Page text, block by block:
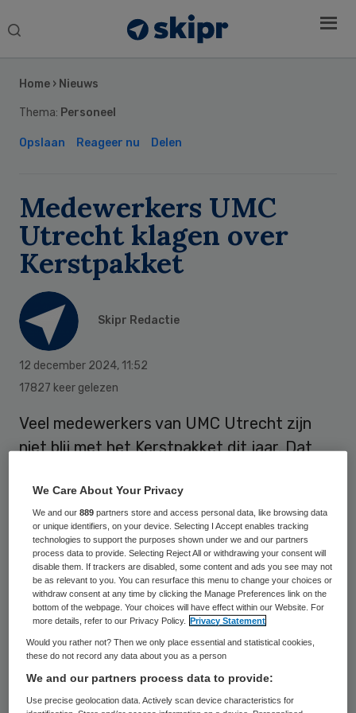
Search
Home › Nieuws
Thema: Personeel
Opslaan Reageer nu Delen
Medewerkers UMC
Utrecht klagen over
Kerstpakket
Skipr Redactie
12 december 2024, 11:52
17827 keer gelezen
Veel medewerkers van UMC Utrecht zijn
niet blij met het Kerstpakket dit jaar. Dat
intranet.
HetAD is in bezitvan deze reacties. Het
kerstpakket dit jaar is voor iedereen een
pannenkoekenset. Medewerkers mochten
eerdere jaren altijd kiezen.
Duurzaamheidsoverwegingen zouden een
rol spelen bij deze keuze.
Sidebar
We Care About Your Privacy
We and our889 partners store and access personal data, like browsing data
or unique identifiers, on your device. Selecting I Accept enables tracking
technologies to support the purposes shown under we and our partners
process data to provide. Selecting Reject All or withdrawing your consent will
disable them. If trackers are disabled, some content and ads you see may not
be as relevant to you. You can resurface this menu to change your choices or
withdraw consent at any time by clicking the Manage Preferences link on the
bottom of the webpage. Your choices will have effect within our Website. For
more details, refer to our Privacy Policy.
Privacy Statement
Would you rather not? Then we only place essential and statistical cookies,
these do not record any data about you as a person
We and our partners process data to provide:
Use precise geolocation data. Actively scan device characteristics for